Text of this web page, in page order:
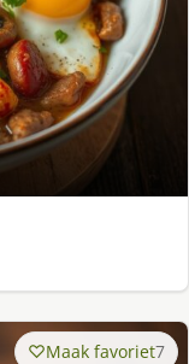
Maak favoriet7